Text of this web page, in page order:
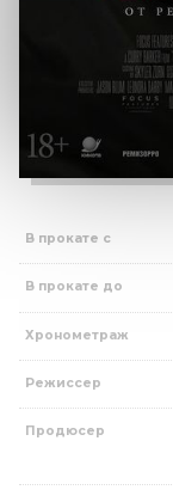
В прокате с
В прокате до
Хронометраж
Режиссер
Продюсер